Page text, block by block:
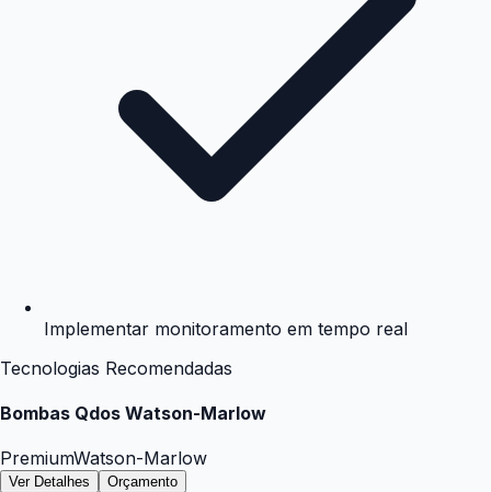
Implementar monitoramento em tempo real
Tecnologias Recomendadas
Bombas Qdos Watson-Marlow
PremiumWatson-Marlow
Ver Detalhes Orçamento